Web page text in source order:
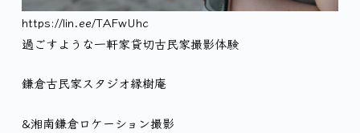
https://lin.ee/TAFwUhc
過ごすような一軒家貸切古民家撮影体験
鎌倉古民家スタジオ縁樹庵
&湘南鎌倉ロケーション撮影